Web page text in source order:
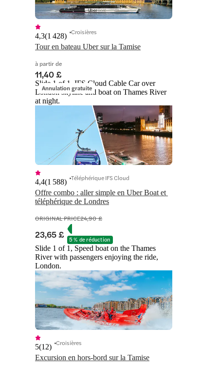
Tour en bateau Uber sur la Tamise
4,3(1 428) Croisières
à partir de
11,40 £
Annulation gratuite
Slide 1 of 1, IFS Cloud Cable Car over
London skyline and boat on Thames River
at night.
Offre combo : aller simple en Uber Boat et
téléphérique de Londres
4,4(1 588) Téléphérique IFS Cloud
ORIGINAL PRICE24,90 £
23,65 £ 5 % de réduction
Slide 1 of 1, Speed boat on the Thames
River with passengers enjoying the ride,
London.
Excursion en hors-bord sur la Tamise
5(12) Croisières